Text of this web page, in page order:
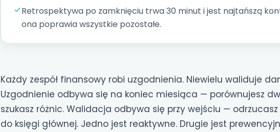
Retrospektywa po zamknięciu trwa 30 minut i jest najtańszą
ona poprawia wszystkie pozostałe.
Każdy zespół finansowy robi uzgodnienia. Niewielu waliduje
Uzgodnienie odbywa się na koniec miesiąca — porównujesz
szukasz różnic. Walidacja odbywa się przy wejściu —
do księgi głównej. Jedno jest reaktywne. Drugie jest